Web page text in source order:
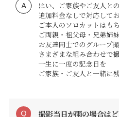
はい、ご家族やご友人と
追加料金なしで対応してお
ご本人のソロカットはも
ご両親・祖父母・兄弟姉
お友達同士でのグループ
さまざまな組み合わせで
一生に一度の記念日を
ご家族・ご友人と一緒に
撮影当日が雨の場合は